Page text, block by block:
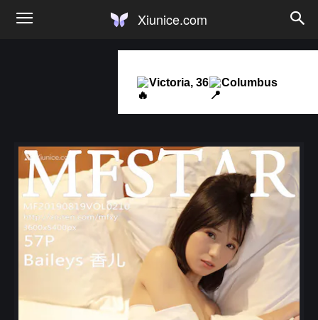
Xiunice.com
Victoria, 36 Columbus